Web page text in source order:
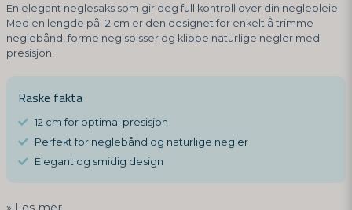
En elegant neglesaks som gir deg full kontroll over din neglepleie.
Med en lengde på 12 cm er den designet for enkelt å trimme
neglebånd, forme neglspisser og klippe naturlige negler med
presisjon.
Raske fakta
12 cm for optimal presisjon
Perfekt for neglebånd og naturlige negler
Elegant og smidig design